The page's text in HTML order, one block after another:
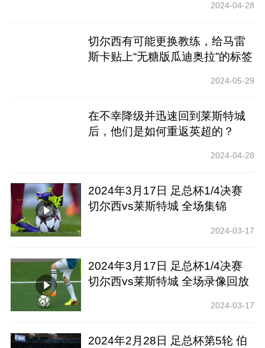
2024-04-28
切尔西有可能更换教练，给马雷
斯卡贴上“无糖版瓜迪奥拉”的标签
2024-05-29
在不幸降级并迅速回到莱斯特城
后，他们是如何重返英超的？
2024-04-28
2024年3月17日 足总杯1/4决赛
切尔西vs莱斯特城 全场集锦
2024-03-17
2024年3月17日 足总杯1/4决赛
切尔西vs莱斯特城 全场录像回放
2024-03-17
2024年2月28日 足总杯第5轮 伯